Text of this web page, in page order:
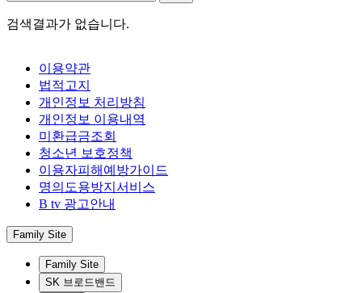
검색결과가 없습니다.
이용약관
법적고지
개인정보 처리방침
개인정보 이용내역
미환급금조회
청소년 보호정책
이용자피해예방가이드
명의도용방지서비스
B tv 광고안내
Family Site
Family Site
SK 브로드밴드